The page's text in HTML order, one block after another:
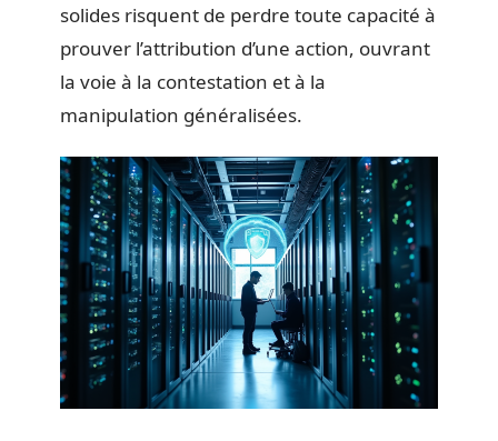
solides risquent de perdre toute capacité à
prouver l’attribution d’une action, ouvrant
la voie à la contestation et à la
manipulation généralisées.